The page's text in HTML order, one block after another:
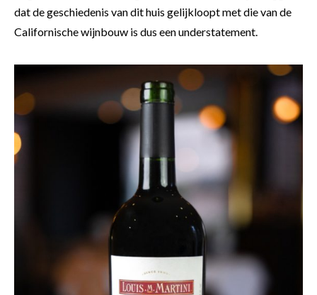
dat de geschiedenis van dit huis gelijkloopt met die van de
Californische wijnbouw is dus een understatement.